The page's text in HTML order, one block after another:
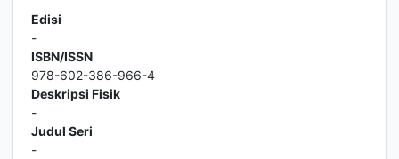
Edisi
-
ISBN/ISSN
978-602-386-966-4
Deskripsi Fisik
-
Judul Seri
-